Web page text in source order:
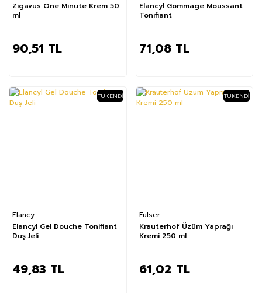
Zigavus One Minute Krem 50
ml
90,51 TL
Elancyl Gommage Moussant
Tonifiant
71,08 TL
TÜKENDI
Elancy
Elancyl Gel Douche Tonifiant
Duş Jeli
49,83 TL
TÜKENDI
Fulser
Krauterhof Üzüm Yaprağı
Kremi 250 ml
61,02 TL